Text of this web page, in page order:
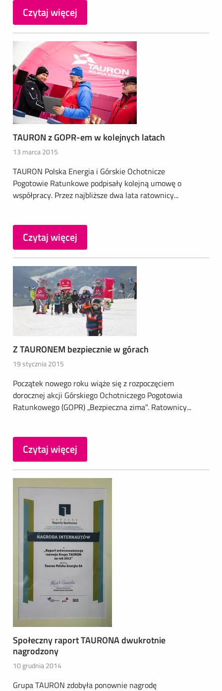
Czytaj więcej
TAURON z GOPR-em w kolejnych latach
13 marca 2015
TAURON Polska Energia i Górskie Ochotnicze
Pogotowie Ratunkowe podpisały kolejną umowę o
współpracy. Przez najbliższe dwa lata ratownicy...
Czytaj więcej
Z TAURONEM bezpiecznie w górach
19 stycznia 2015
Początek nowego roku wiąże się z rozpoczęciem
dorocznej akcji Górskiego Ochotniczego Pogotowia
Ratunkowego (GOPR) „Bezpieczna zima”. Ratownicy...
Czytaj więcej
Społeczny raport TAURONA dwukrotnie
nagrodzony
10 grudnia 2014
Grupa TAURON zdobyła ponownie nagrodę